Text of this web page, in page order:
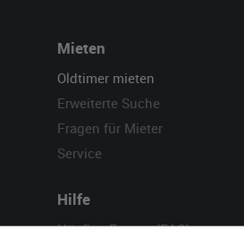
Mieten
Oldtimer mieten
Erweiterte Suche
Fragen für Mieter
Service
Hilfe